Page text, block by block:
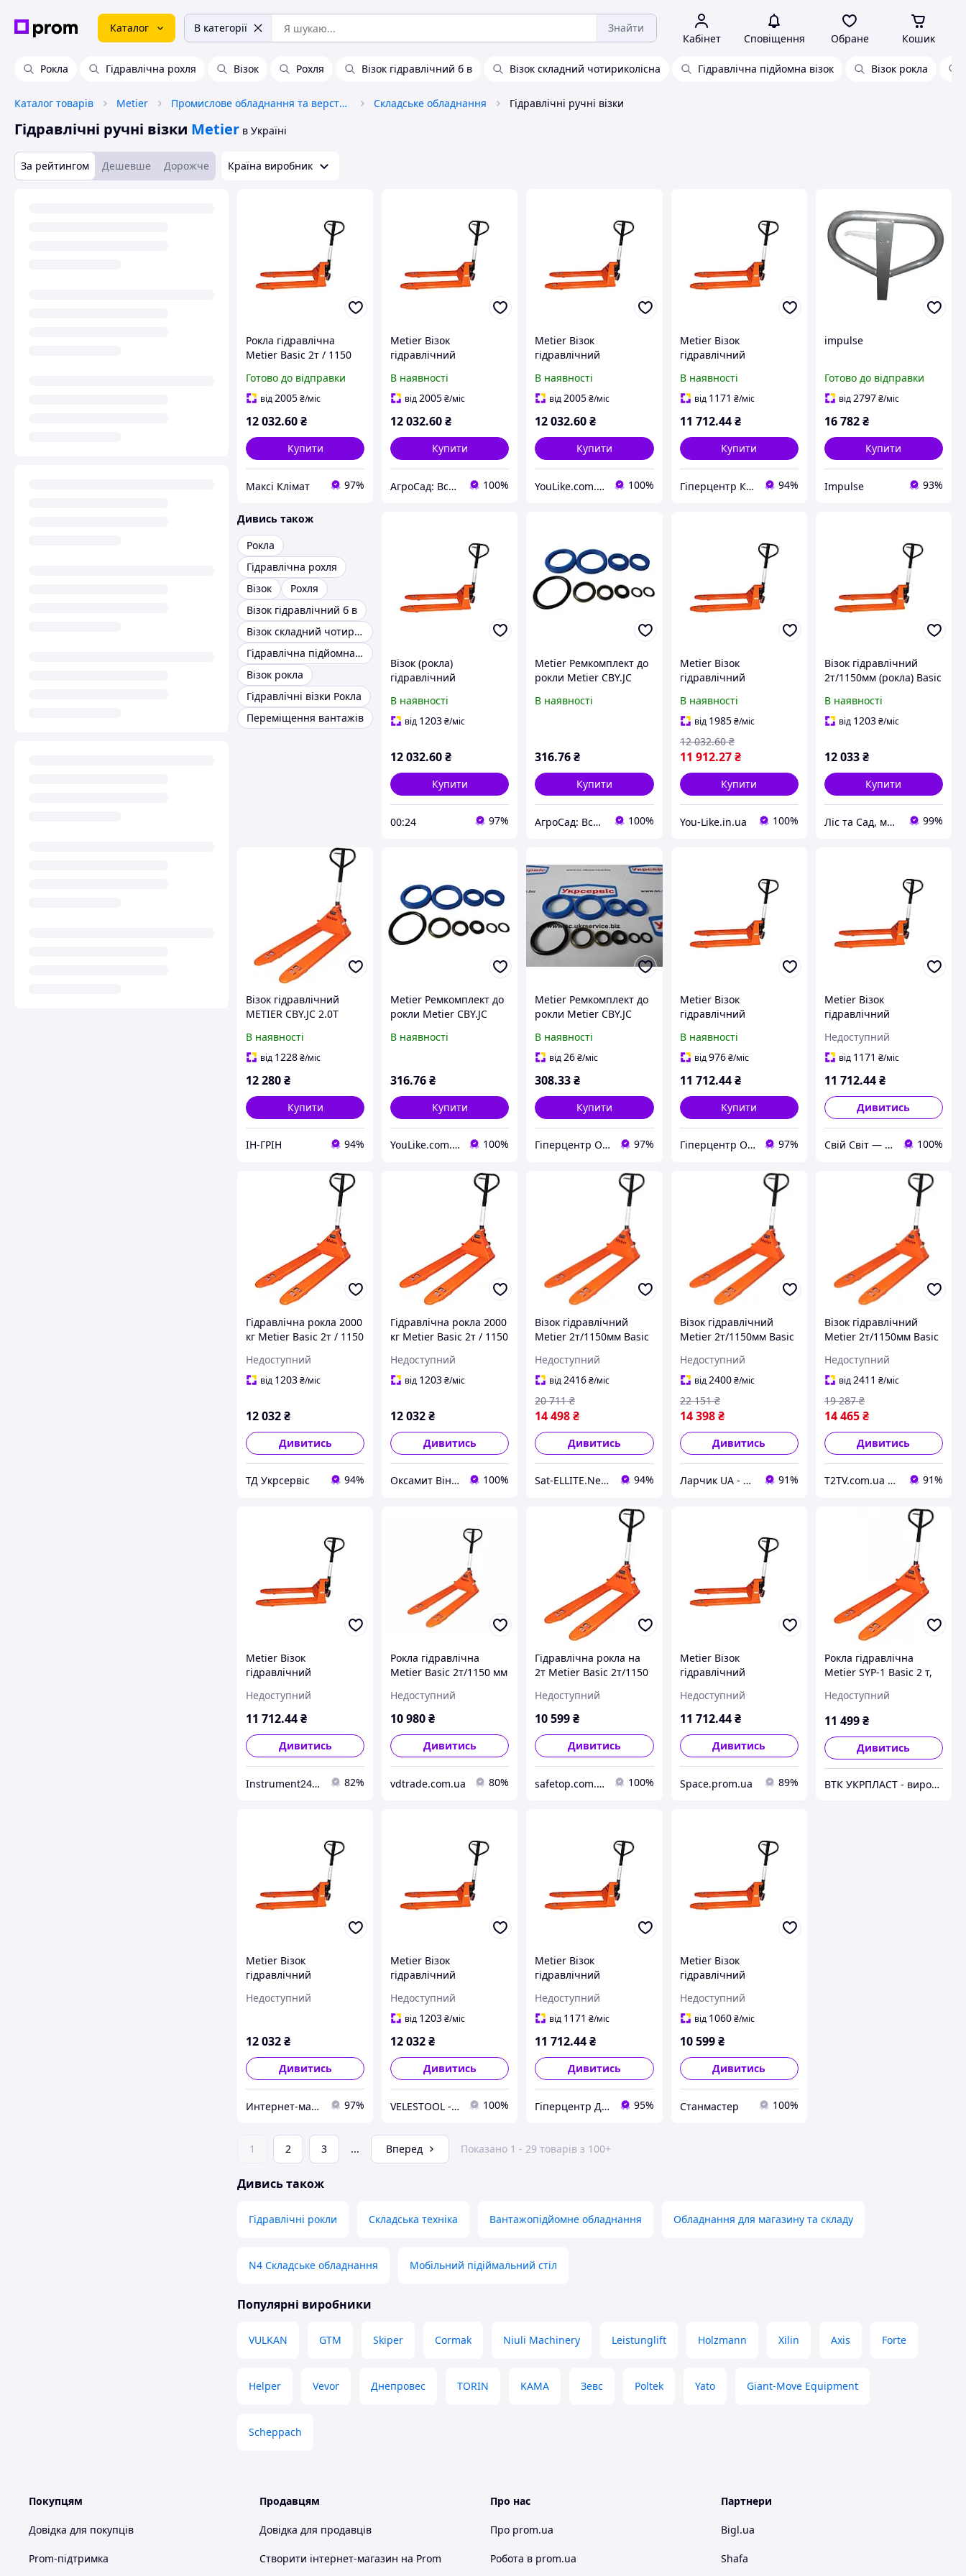
Каталог В категорії Знайти
Кабінет Сповіщення Обране Кошик
Рокла Гідравлічна рохля Візок Рохля Візок гідравлічний б в Візок складний чотириколісна Гідравлічна підйомна візок Візок рокла
Каталог товарів Metier Промислове обладнання та верстати Складське обладнання Гідравлічні ручні візки
Гідравлічні ручні візки Metier в Україні
За рейтингом Дешевше Дорожче Країна виробник
Рокла гідравлічна
Metier Basic 2т / 1150
Готово до відправки
від2005₴/міс
12 032.60₴
Купити
Максі Клімат 97%
Metier Візок
гідравлічний
В наявності
від2005₴/міс
12 032.60₴
Купити
АгроСад: Всё для дома, сада, огорода, спорттовары 100%
Metier Візок
гідравлічний
В наявності
від2005₴/міс
12 032.60₴
Купити
YouLike.com.ua 100%
Metier Візок
гідравлічний
В наявності
від 1171 ₴/міс
11 712.44 ₴
Купити
Гіперцентр Київ — професійне обладнання для ресторанів, магазинів і складів 94%
impulse
Готово до відправки
від2797₴/міс
16 782₴
Купити
Impulse 93%
Дивись також
Рокла
Гідравлічна рохля
Візок
Рохля
Візок гідравлічний б в
Візок складний чотириколісна
Гідравлічна підйомна візок
Візок рокла
Гідравлічні візки Рокла
Переміщення вантажів
Візок (рокла)
гідравлічний
В наявності
від 1203₴/міс
12 032.60₴
Купити
00:24 97%
Metier Ремкомплект до
рокли Metier CBY.JC
сальників)
В наявності
316.76₴
Купити
АгроСад: Всё для дома, сада, огорода, спорттовары 100%
Metier Візок
гідравлічний
В наявності
від 1985 ₴/міс
11 912.27 ₴
12 032.60 ₴
Купити
You-Like.in.ua 100%
Візок гідравлічний
2т/1150мм (рокла) Basic
В наявності
від 1203₴/міс
12 033₴
Купити
Ліс та Сад, магазин інструментів та садової техніки 99%
Візок гідравлічний
METIER CBY.JC 2.0T
В наявності
від 1228₴/міс
12 280₴
Купити
ІН-ГРІН 94%
Metier Ремкомплект до
рокли Metier CBY.JC
сальників)
В наявності
316.76₴
Купити
YouLike.com.ua 100%
Metier Ремкомплект до
рокли Metier CBY.JC
сальників)
В наявності
від26₴/міс
308.33₴
Купити
Гіперцентр Одеса - електроінструмент, такелаж, торгове обладнання 97%
Metier Візок
гідравлічний
В наявності
від976 ₴/міс
11 712.44 ₴
Купити
Гіперцентр Одеса - електроінструмент, такелаж, торгове обладнання 97%
Metier Візок
гідравлічний
Недоступний
від 1171 ₴/міс
11 712.44₴
Дивитись
Свій Світ — Дім • Дача • Декор 100%
Гідравлічна рокла 2000
кг Metier Basic 2т / 1150
Недоступний
від 1203₴/міс
12 032₴
Дивитись
ТД Укрсервіс 94%
Гідравлічна рокла 2000
кг Metier Basic 2т / 1150
Недоступний
від 1203₴/міс
12 032₴
Дивитись
Оксамит Вінниця 100%
Візок гідравлічний
Metier 2т/1150мм Basic
Недоступний
від2416₴/міс
14 498₴
20 711 ₴
Дивитись
Sat-ELLITE.Net ➤ ІНТЕРНЕТ-СУПЕРМАРКЕТ 94%
Візок гідравлічний
Metier 2т/1150мм Basic
Недоступний
від2400 ₴/міс
14 398 ₴
22 151 ₴
Дивитись
Ларчик UA - магазин трендових товарів 91%
Візок гідравлічний
Metier 2т/1150мм Basic
Недоступний
від2411 ₴/міс
14 465₴
19 287 ₴
Дивитись
T2TV.com.ua | Онлайн Гипермаркет 91%
Metier Візок
гідравлічний
Недоступний
11 712.44₴
Дивитись
Instrument24.prom.ua 82%
Рокла гідравлічна
Metier Basic 2т/1150 мм
Недоступний
10 980₴
Дивитись
vdtrade.com.ua 80%
Гідравлічна рокла на
2т Metier Basic 2т/1150
Недоступний
10 599₴
Дивитись
safetop.com.ua 100%
Metier Візок
гідравлічний
Недоступний
11 712.44 ₴
Дивитись
Space.prom.ua 89%
Рокла гідравлічна
Metier SYP-1 Basic 2 т,
Києві
Недоступний
11 499₴
Дивитись
ВТК УКРПЛАСТ - виробник пластикової тари
Metier Візок
гідравлічний
Недоступний
12 032₴
Дивитись
Интернет-магазин « LTORG » 97%
Metier Візок
гідравлічний
Недоступний
від 1203₴/міс
12 032₴
Дивитись
VELESTOOL - інтернет-магазин інструментів та обладнання 100%
Metier Візок
гідравлічний
Недоступний
від 1171 ₴/міс
11 712.44₴
Дивитись
Гіперцентр Дніпро - ваги, складська техніка, банківське обладнання 95%
Metier Візок
гідравлічний
Недоступний
від 1060 ₴/міс
10 599 ₴
Дивитись
Станмастер 100%
1 2 3 ... Вперед Показано 1 - 29 товарів з 100+
Дивись також
Гідравлічні рокли Складська техніка Вантажопідйомне обладнання Обладнання для магазину та складу
N4 Складське обладнання Мобільний підіймальний стіл
Популярні виробники
VULKAN GTM Skiper Cormak Niuli Machinery Leistunglift Holzmann Xilin Axis Forte
Helper Vevor Днепровес TORIN KAMA Зевс Poltek Yato Giant-Move Equipment
Scheppach
Покупцям
Довідка для покупців
Prom-підтримка
Продавцям
Довідка для продавців
Створити інтернет-магазин на Prom
Про нас
Про prom.ua
Робота в prom.ua
Партнери
Bigl.ua
Shafa